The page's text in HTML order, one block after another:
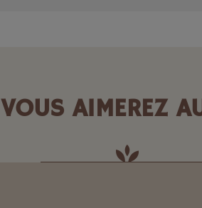
VOUS AIMEREZ